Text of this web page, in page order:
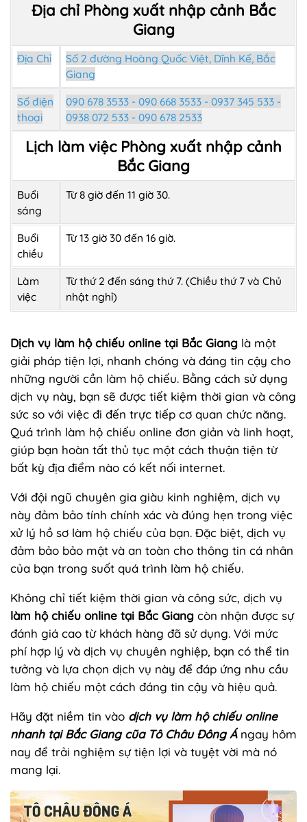
Địa chỉ Phòng xuất nhập cảnh Bắc
Giang
Địa Chỉ
Số 2 đường Hoàng Quốc Việt, Dĩnh Kế, Bắc
Giang
Số điện
thoại
090 678 3533 - 090 668 3533 - 0937 345 533 -
0938 072 533 - 090 678 2533
Lịch làm việc Phòng xuất nhập cảnh
Bắc Giang
Buổi
sáng
Từ 8 giờ đến 11 giờ 30.
Buổi
chiều
Từ 13 giờ 30 đến 16 giờ.
Làm
việc
Từ thứ 2 đến sáng thứ 7. (Chiều thứ 7 và Chủ
nhật nghỉ)
Dịch vụ làm hộ chiếu online tại Bắc Giang là một
giải pháp tiện lợi, nhanh chóng và đáng tin cậy cho
những người cần làm hộ chiếu. Bằng cách sử dụng
dịch vụ này, bạn sẽ được tiết kiệm thời gian và công
sức so với việc đi đến trực tiếp cơ quan chức năng.
Quá trình làm hộ chiếu online đơn giản và linh hoạt,
giúp bạn hoàn tất thủ tục một cách thuận tiện từ
bất kỳ địa điểm nào có kết nối internet.
Với đội ngũ chuyên gia giàu kinh nghiệm, dịch vụ
này đảm bảo tính chính xác và đúng hẹn trong việc
xử lý hồ sơ làm hộ chiếu của bạn. Đặc biệt, dịch vụ
đảm bảo bảo mật và an toàn cho thông tin cá nhân
của bạn trong suốt quá trình làm hộ chiếu.
Không chỉ tiết kiệm thời gian và công sức, dịch vụ
làm hộ chiếu online tại Bắc Giang còn nhận được sự
đánh giá cao từ khách hàng đã sử dụng. Với mức
phí hợp lý và dịch vụ chuyên nghiệp, bạn có thể tin
tưởng và lựa chọn dịch vụ này để đáp ứng nhu cầu
làm hộ chiếu một cách đáng tin cậy và hiệu quả.
Hãy đặt niềm tin vào dịch vụ làm hộ chiếu online
nhanh tại Bắc Giang cũa Tô Châu Đông Ángay hôm
nay để trải nghiệm sự tiện lợi và tuyệt vời mà nó
mang lại.